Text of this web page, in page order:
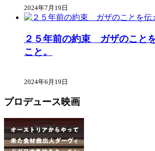
2024年7月19日
２５年前の約束 ガザのこと
こと。
2024年6月19日
プロデュース映画